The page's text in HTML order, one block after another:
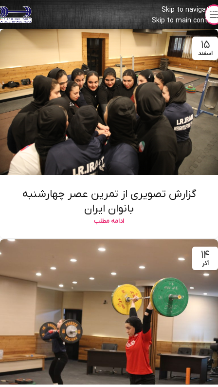
Skip to navigation
Skip to main content
۱۵
اسفند
گزارش تصویری از تمرین عصر چهارشنبه
بانوان ایران
ادامه مطلب
۱۴
آذر